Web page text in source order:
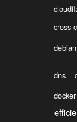
cross-
debian
dns